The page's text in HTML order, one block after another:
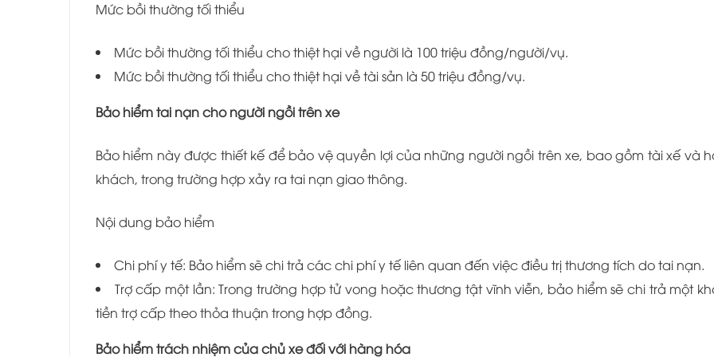
Mức bồi thường tối thiểu
Mức bồi thường tối thiểu cho thiệt hại về người là 100 triệu đồng/người/vụ.
Mức bồi thường tối thiểu cho thiệt hại về tài sản là 50 triệu đồng/vụ.
Bảo hiểm tai nạn cho người ngồi trên xe
Bảo hiểm này được thiết kế để bảo vệ quyền lợi của những người ngồi trên xe, bao gồm tài xế và
khách, trong trường hợp xảy ra tai nạn giao thông.
Nội dung bảo hiểm
Chi phí y tế: Bảo hiểm sẽ chi trả các chi phí y tế liên quan đến việc điều trị thương tích do tai nạn.
Trợ cấp một lần: Trong trường hợp tử vong hoặc thương tật vĩnh viễn, bảo hiểm sẽ chi trả một
tiền trợ cấp theo thỏa thuận trong hợp đồng.
Bảo hiểm trách nhiệm của chủ xe đối với hàng hóa